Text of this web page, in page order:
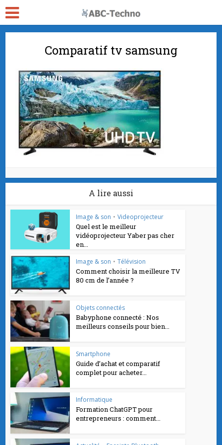
Comparatif tv samsung
A lire aussi
Image & son • Videoprojecteur
Quel est le meilleur
vidéoprojecteur Yaber pas cher
en...
Image & son • Télévision
Comment choisir la meilleure TV
80 cm de l’année ?
Objets connectés
Babyphone connecté : Nos
meilleurs conseils pour bien...
Smartphone
Guide d’achat et comparatif
complet pour acheter...
Informatique
Formation ChatGPT pour
entrepreneurs : comment...